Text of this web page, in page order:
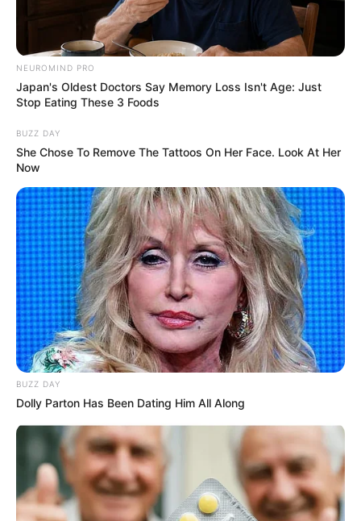
NEUROMIND PRO
Japan's Oldest Doctors Say Memory Loss Isn't Age: Just
Stop Eating These 3 Foods
BUZZ DAY
She Chose To Remove The Tattoos On Her Face. Look At Her
Now
BUZZ DAY
Dolly Parton Has Been Dating Him All Along